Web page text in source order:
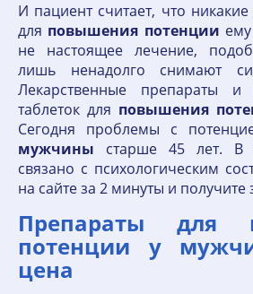
И пациент считает, что
для повышения потенции
не настоящее лечение,
лишь ненадолго снимают
Лекарственные препараты
таблеток для повышения
Сегодня проблемы с
мужчины старше 45 лет. В
связано с психологическим
на сайте за 2 минуты и получите
Препараты для
потенции у
цена